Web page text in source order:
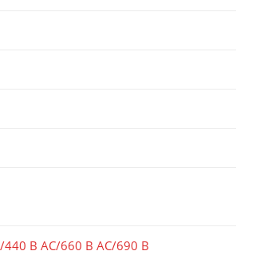
В AC/660 В AC/690 В